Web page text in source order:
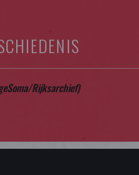
Rijksarchief)